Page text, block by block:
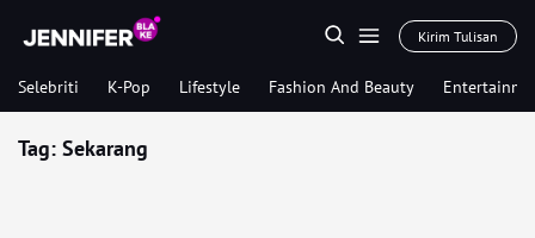
Kirim Tulisan
Selebriti K-Pop Lifestyle Fashion And Beauty
Tag: Sekarang